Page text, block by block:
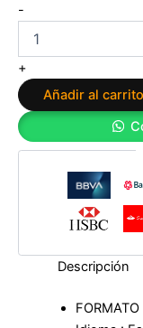
-
Fuego
Ciudades
de
humo
de
Marcús
cantidad
+
Añadir al carrito
Descripción
FORMATO